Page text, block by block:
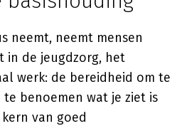
neemt, neemt mensen
in de jeugdzorg, het
werk: de bereidheid om te
benoemen wat je ziet is
van goed